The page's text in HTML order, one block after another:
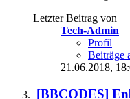
Letzter Beitrag von
Tech-Admin
Profil
Beiträge
21.06.2018,
[BBCODES]